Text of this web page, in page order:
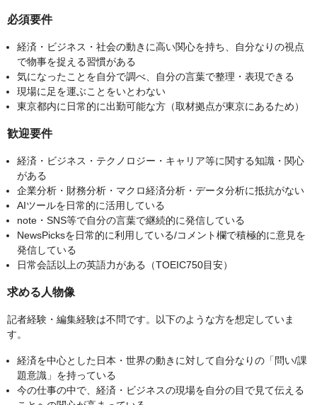
必須要件
経済・ビジネス・社会の動きに高い関心を持ち、自分なりの視点
で物事を捉える習慣がある
気になったことを自分で調べ、自分の言葉で整理・表現できる
現場に足を運ぶことをいとわない
東京都内に日常的に出勤可能な方（取材拠点が東京にあるため）
歓迎要件
経済・ビジネス・テクノロジー・キャリア等に関する知識・関心
がある
企業分析・財務分析・マクロ経済分析・データ分析に抵抗がない
AIツールを日常的に活用している
note・SNS等で自分の言葉で継続的に発信している
NewsPicksを日常的に利用している/コメント欄で積極的に意見を
発信している
日常会話以上の英語力がある（TOEIC750目安）
求める人物像
記者経験・編集経験は不問です。以下のような方を想定していま
す。
経済を中心とした日本・世界の動きに対して自分なりの「問い/課
題意識」を持っている
今の仕事の中で、経済・ビジネスの現場を自分の目で見て伝える